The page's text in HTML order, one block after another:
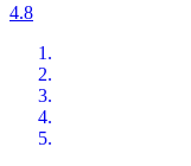
4.8